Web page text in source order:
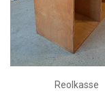
Reolkasse